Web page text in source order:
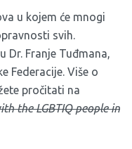
u kojem će mnogi
svih.
Dr. Franje Tuđmana,
Federacije. Više o
pročitati na
the LGBTIQ people in